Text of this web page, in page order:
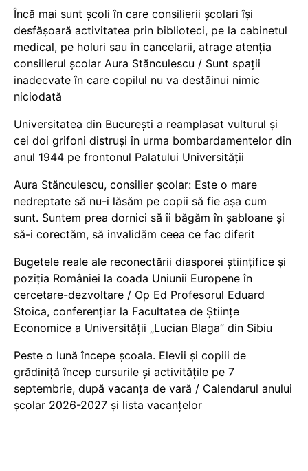
Încă mai sunt școli în care consilierii școlari își
desfășoară activitatea prin biblioteci, pe la cabinetul
medical, pe holuri sau în cancelarii, atrage atenția
consilierul școlar Aura Stănculescu / Sunt spații
inadecvate în care copilul nu va destăinui nimic
niciodată
Universitatea din București a reamplasat vulturul și
cei doi grifoni distruși în urma bombardamentelor din
anul 1944 pe frontonul Palatului Universității
Aura Stănculescu, consilier școlar: Este o mare
nedreptate să nu-i lăsăm pe copii să fie așa cum
sunt. Suntem prea dornici să îi băgăm în șabloane și
să-i corectăm, să invalidăm ceea ce fac diferit
Bugetele reale ale reconectării diasporei științifice și
poziția României la coada Uniunii Europene în
cercetare-dezvoltare / Op Ed Profesorul Eduard
Stoica, conferențiar la Facultatea de Științe
Economice a Universității „Lucian Blaga” din Sibiu
Peste o lună începe școala. Elevii și copiii de
grădiniță încep cursurile și activitățile pe 7
septembrie, după vacanța de vară / Calendarul anului
școlar 2026-2027 și lista vacanțelor